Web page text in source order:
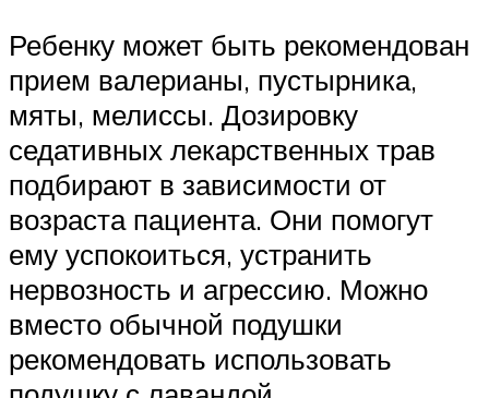
Ребенку может быть рекомендован
прием валерианы, пустырника,
мяты, мелиссы. Дозировку
седативных лекарственных трав
подбирают в зависимости от
возраста пациента. Они помогут
ему успокоиться, устранить
нервозность и агрессию. Можно
вместо обычной подушки
рекомендовать использовать